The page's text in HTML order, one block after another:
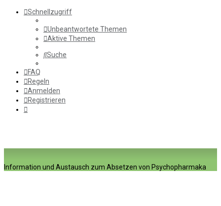
Schnellzugriff
Unbeantwortete Themen
Aktive Themen
Suche
FAQ
Regeln
Anmelden
Registrieren
Information und Austausch zum Absetzen von Psychopharmaka